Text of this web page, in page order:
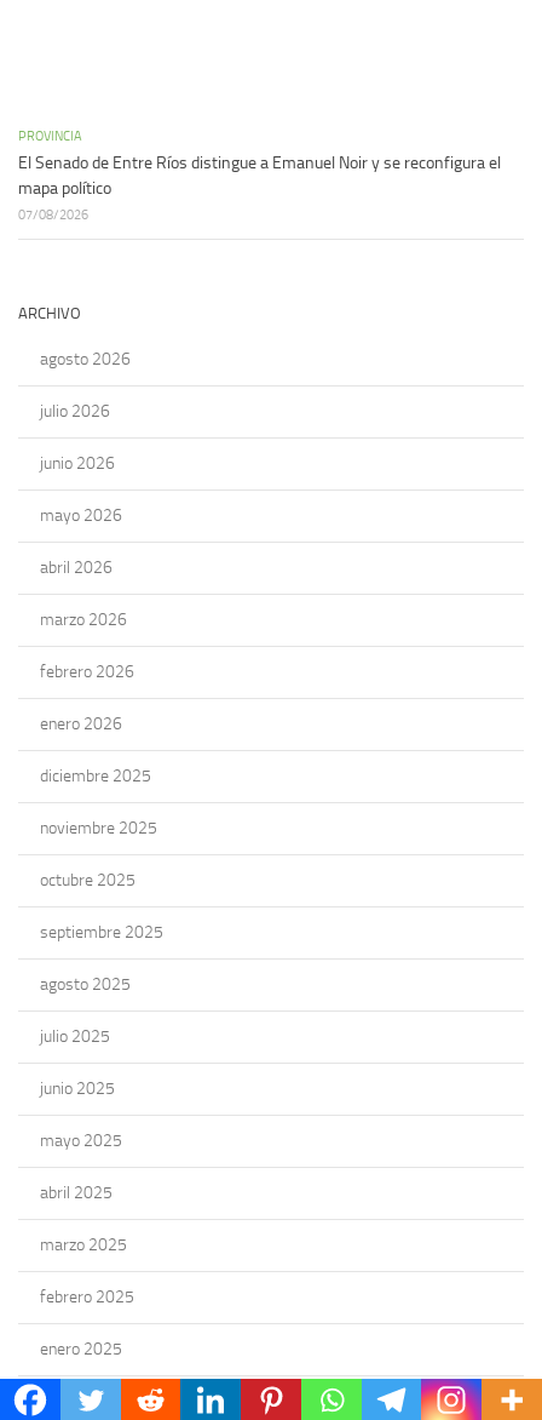
PROVINCIA
El Senado de Entre Ríos distingue a Emanuel Noir y se reconfigura el
mapa político
07/08/2026
ARCHIVO
agosto 2026
julio 2026
junio 2026
mayo 2026
abril 2026
marzo 2026
febrero 2026
enero 2026
diciembre 2025
noviembre 2025
octubre 2025
septiembre 2025
agosto 2025
julio 2025
junio 2025
mayo 2025
abril 2025
marzo 2025
febrero 2025
enero 2025
diciembre 2024